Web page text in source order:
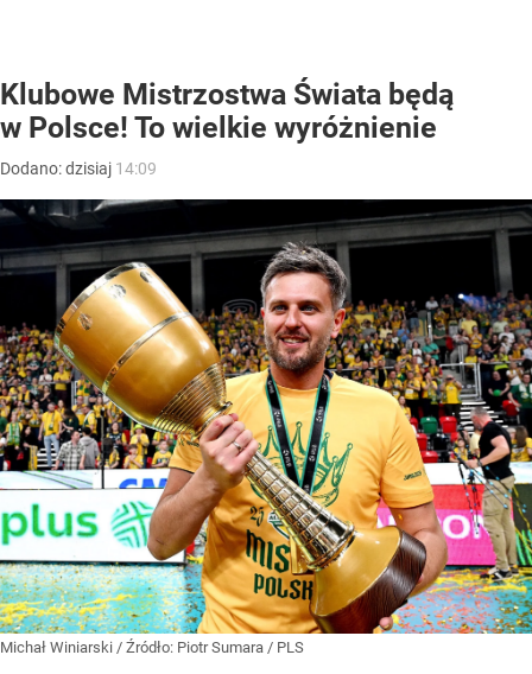
Klubowe Mistrzostwa Świata będą
w Polsce! To wielkie wyróżnienie
Dodano:dzisiaj 14:09
Michał Winiarski / Źródło: Piotr Sumara / PLS